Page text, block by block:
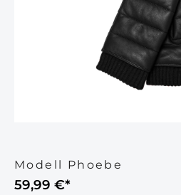
Modell Phoebe
59,99 €*